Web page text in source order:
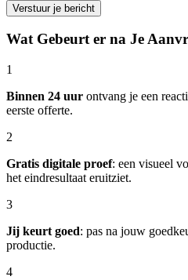
Verstuur je bericht
Wat Gebeurt er na Je
1
Binnen 24 uur ontvang je een
eerste offerte.
2
Gratis digitale proef: een visueel
het eindresultaat eruitziet.
3
Jij keurt goed: pas na jouw
productie.
4